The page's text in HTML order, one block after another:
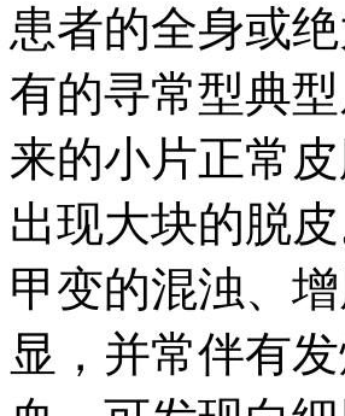
患者的全身或
有的寻常型典
来的小片正常
出现大块的脱
甲变的混浊、
显，并常伴有